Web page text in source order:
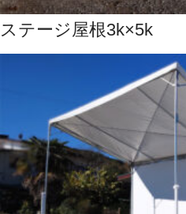
ステージ屋根3k×5k